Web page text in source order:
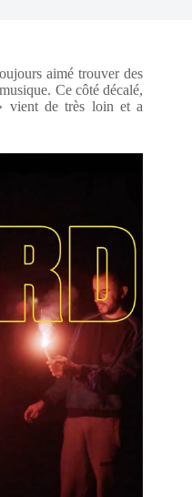
aimé trouver des
Ce côté décalé,
vient de très loin et a